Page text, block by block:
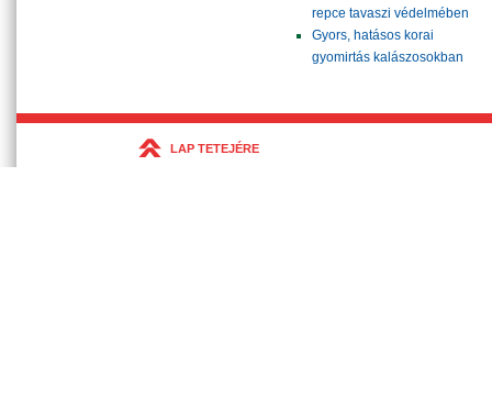
repce tavaszi védelmében
Gyors, hatásos korai
gyomirtás kalászosokban
LAP TETEJÉRE